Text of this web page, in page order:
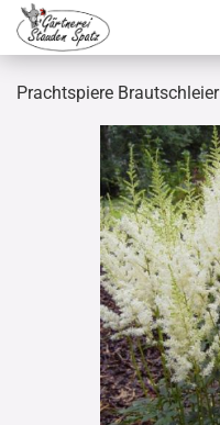
Prachtspiere